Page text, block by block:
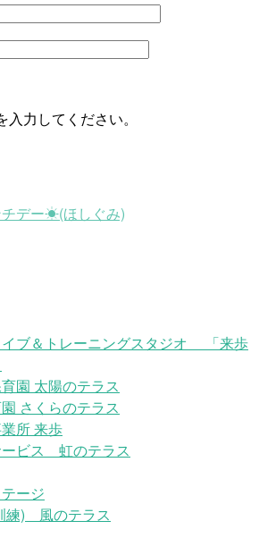
入力してください。
デー☀(ほしぐみ)
イブ＆トレーニングスタジオ 「来歩
園 太陽のテラス
さくらのテラス
所 来歩
ービス 虹のテラス
ージ
練) 風のテラス